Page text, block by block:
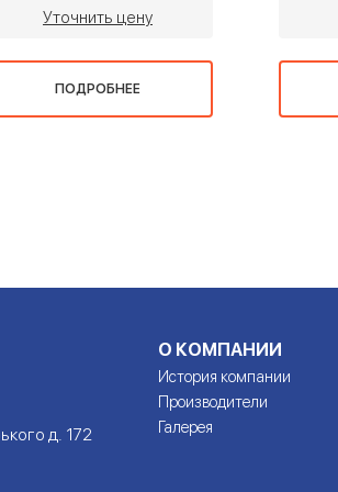
Уточнить цену
ПОДРОБНЕЕ
д. 172
О КОМПАНИИ
История компании
Производители
Галерея